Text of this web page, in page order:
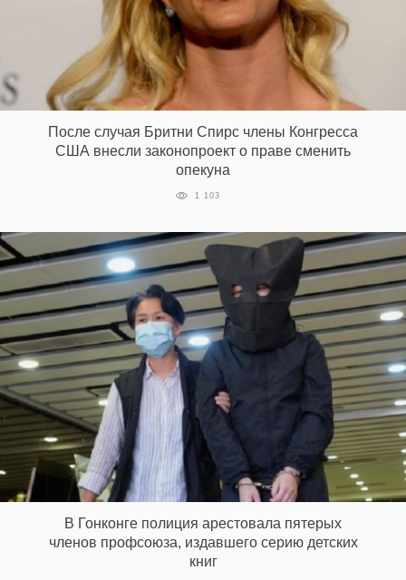
После случая Бритни Спирс члены Конгресса
США внесли законопроект о праве сменить
опекуна
1 103
В Гонконге полиция арестовала пятерых
членов профсоюза, издавшего серию детских
книг